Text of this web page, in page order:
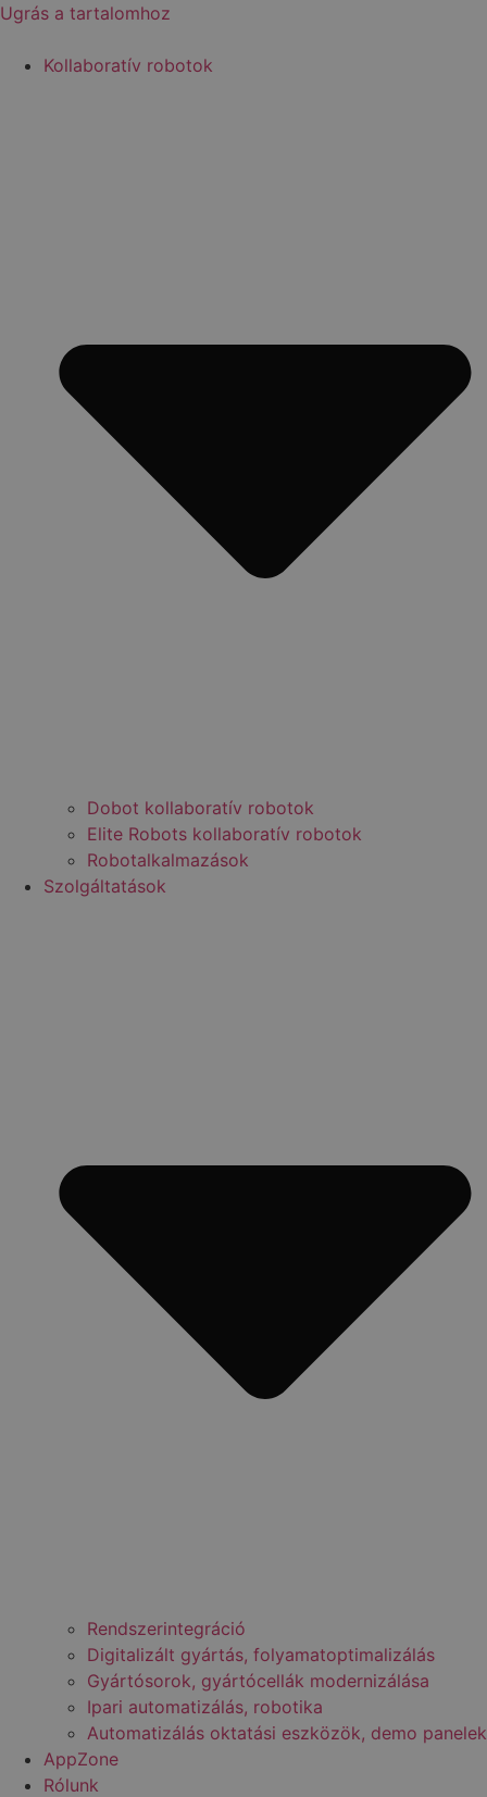
Ugrás a tartalomhoz
Kollaboratív robotok
Dobot kollaboratív robotok
Elite Robots kollaboratív robotok
Robotalkalmazások
Szolgáltatások
Rendszerintegráció
Digitalizált gyártás, folyamatoptimalizálás
Gyártósorok, gyártócellák modernizálása
Ipari automatizálás, robotika
Automatizálás oktatási eszközök, demo panelek
AppZone
Rólunk